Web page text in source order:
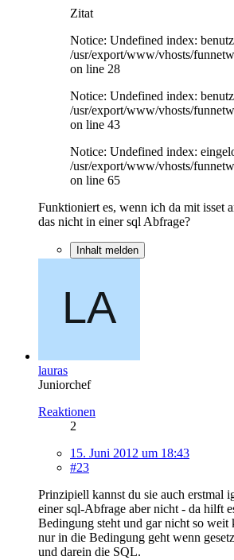
Zitat
Notice: Undefined index:
/usr/export/www/vhosts/
on line 28
Notice: Undefined index:
/usr/export/www/vhosts/
on line 43
Notice: Undefined index:
/usr/export/www/vhosts/
on line 65
Funktioniert es, wenn ich da mit isset
das nicht in einer sql Abfrage?
Inhalt melden
lauras
Juniorchef
Reaktionen
2
15. Juni 2012 um 18:43
#23
Prinzipiell kannst du sie auch erstmal
einer sql-Abfrage aber nicht - da hilft
Bedingung steht und gar nicht so
nur in die Bedingung geht wenn
und darein die SQL.